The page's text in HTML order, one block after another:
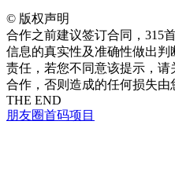
© 版权声明
合作之前建议签订合同，315
信息的真实性及准确性做出
责任，若您不同意该提示，
合作，否则造成的任何损失由
THE END
朋友圈首码项目